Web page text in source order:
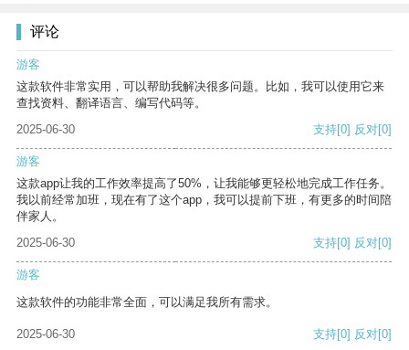
评论
游客
这款软件非常实用，可以帮助我解决很多问题。比如，我可以使用它来
查找资料、翻译语言、编写代码等。
2025-06-30
支持[0] 反对[0]
游客
这款app让我的工作效率提高了50%，让我能够更轻松地完成工作任务。
我以前经常加班，现在有了这个app，我可以提前下班，有更多的时间陪
伴家人。
2025-06-30
支持[0] 反对[0]
游客
这款软件的功能非常全面，可以满足我所有需求。
2025-06-30 支持[0] 反对[0]